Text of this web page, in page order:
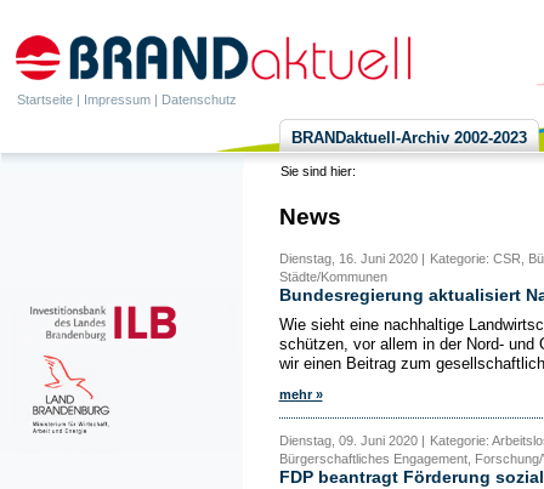
Startseite | Impressum | Datenschutz
BRANDaktuell-Archiv 2002-2023
Sie sind hier:
News
Dienstag, 16. Juni 2020 |
Kategorie: CSR,
Städte/Kommunen
Bundesregierung aktualisiert
Wie sieht eine nachhaltige
schützen, vor allem in der Nord- und
wir einen Beitrag zum
mehr »
Dienstag, 09. Juni 2020 | Kategorie:
Bürgerschaftliches Engagement,
FDP beantragt Förderung